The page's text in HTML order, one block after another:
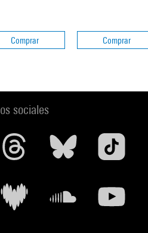
Comprar Comprar
sociales